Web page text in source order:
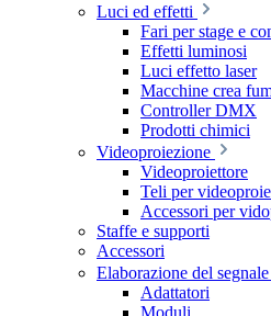
Luci ed effetti
Fari per stage e
Effetti luminosi
Luci effetto laser
Macchine crea
Controller DMX
Prodotti chimici
Videoproiezione
Videoproiettore
Teli per
Accessori per
Staffe e supporti
Accessori
Elaborazione del segnale
Adattatori
Moduli